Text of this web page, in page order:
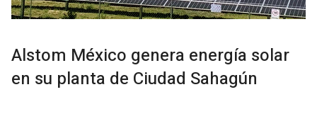
Alstom México genera energía solar
en su planta de Ciudad Sahagún